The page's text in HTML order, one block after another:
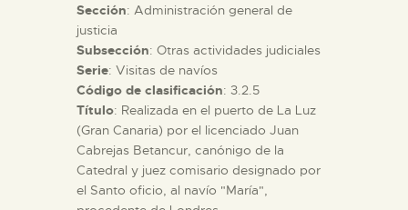
PREPARAR LA VISITA
ACTIVIDADES
█
EL MUSEO
Sección: Administración general de
justicia
Subsección: Otras actividades judiciales
Serie: Visitas de navíos
Código de clasificación: 3.2.5
Título: Realizada en el puerto de La Luz
(Gran Canaria) por el licenciado Juan
Cabrejas Betancur, canónigo de la
Catedral y juez comisario designado por
el Santo oficio, al navío "María",